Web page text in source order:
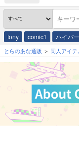
tony comic1 ハイパ
とらのあな通販 同人アイテ